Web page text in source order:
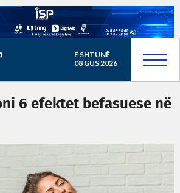
E SHTUNË
08 GUS 2026
6 efektet befasuese në